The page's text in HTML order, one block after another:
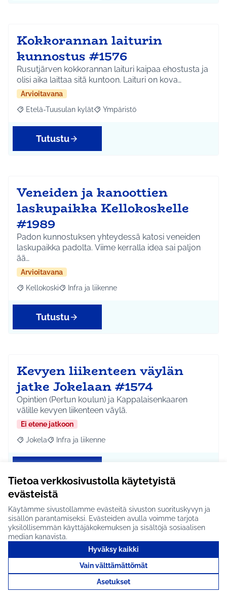
Tietoa verkkosivustolla käytetyistä
evästeistä
Käytämme sivustollamme evästeitä sivuston suorituskyvyn ja
sisällön parantamiseksi. Evästeiden avulla voimme tarjota
yksilöllisemmän käyttäjäkokemuksen ja sisältöjä sosiaalisen
median kanavista.
Hyväksy kaikki
Vain välttämättömät
Asetukset
Kokkorannan laiturin
kunnostus #1576
Rusutjärven kokkorannan laituri kaipaa ehostusta ja
olisi aika laittaa sitä kuntoon. Laituri on kova…
Arvioitavana
Rajaa tulokset aihepiirin mukaan: Etelä-Tuusulan kylät
Etelä-Tuusulan kylät Rajaa tulokset teeman mukaan:
Ympäristö
Tutustu
Veneiden ja kanoottien
laskupaikka Kellokoskelle
#1989
Padon kunnostuksen yhteydessä katosi veneiden
laskupaikka padolta. Viime kerralla idea sai paljon
ää…
Arvioitavana
Rajaa tulokset aihepiirin mukaan: Kellokoski
Kellokoski Rajaa tulokset teeman mukaan: Infra ja liikenne
Infra ja liikenne
Tutustu
Kevyen liikenteen väylän
jatke Jokelaan #1574
Opintien (Pertun koulun) ja Kappalaisenkaaren
välille kevyen liikenteen väylä.
Ei etene jatkoon
Rajaa tulokset aihepiirin mukaan: Jokela
Jokela Rajaa tulokset teeman mukaan: Infra ja liikenne
Infra ja liikenne
Yhteisöllinen
valokuvanäyttely #1799
Järjestetään kuntalaisten keskuudessa olevien
valokuvausharrastelijoiden kesken yhteinen
valokuvanäy…